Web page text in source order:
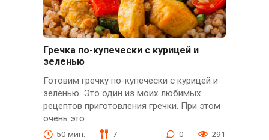
Гречка по-купечески с курицей и
зеленью
Готовим гречку по-купечески с курицей и
зеленью. Это один из моих любимых
рецептов приготовления гречки. При этом
очень это
50 мин. 7 0 291